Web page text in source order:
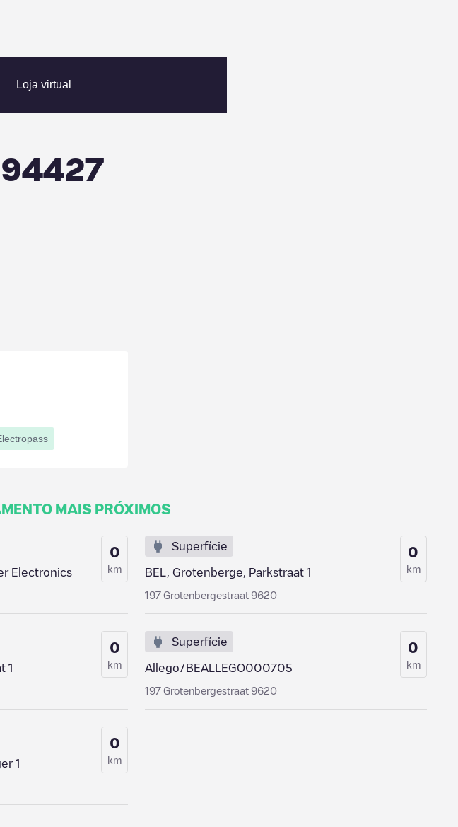
Loja virtual
MAIS PRÓXIMOS
Electronics
0
km
Superfície
BEL, Grotenberge, Parkstraat 1
197 Grotenbergestraat 9620
0
km
1
0
km
Superfície
Allego/BEALLEGO000705
197 Grotenbergestraat 9620
0
km
1
0
km